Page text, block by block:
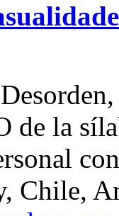
de la
Chile,